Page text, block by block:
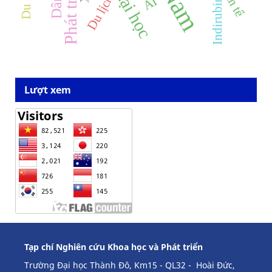
Du lịch Indirubin
Lượt xem
Tạp chí Nghiên cứu Khoa học và Phát triển
Trường Đại học Thành Đô, Km15 - QL32 - Hoài Đức,